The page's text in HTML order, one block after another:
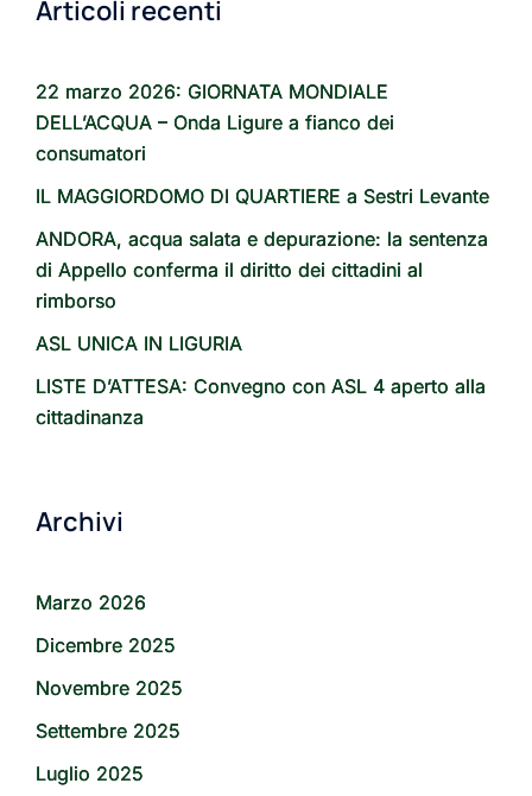
Articoli recenti
22 marzo 2026: GIORNATA MONDIALE
DELL’ACQUA – Onda Ligure a fianco dei
consumatori
IL MAGGIORDOMO DI QUARTIERE a Sestri Levante
ANDORA, acqua salata e depurazione: la sentenza
di Appello conferma il diritto dei cittadini al
rimborso
ASL UNICA IN LIGURIA
LISTE D’ATTESA: Convegno con ASL 4 aperto alla
cittadinanza
Archivi
Marzo 2026
Dicembre 2025
Novembre 2025
Settembre 2025
Luglio 2025